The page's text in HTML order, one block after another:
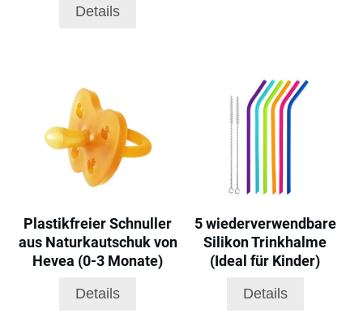
Details
Plastikfreier Schnuller
aus Naturkautschuk von
Hevea (0-3 Monate)
Details
5 wiederverwendbare
Silikon Trinkhalme
(Ideal für Kinder)
Details